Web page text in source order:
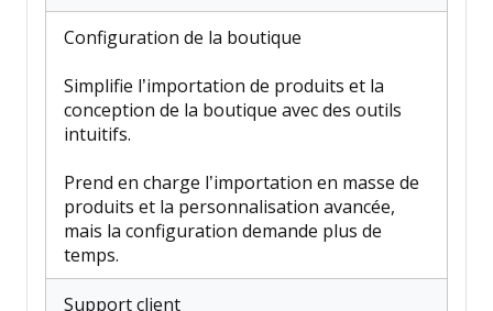
Configuration de la boutique
Simplifie l’importation de produits et la
conception de la boutique avec des outils
intuitifs.
Prend en charge l’importation en masse de
produits et la personnalisation avancée,
mais la configuration demande plus de
temps.
Support client